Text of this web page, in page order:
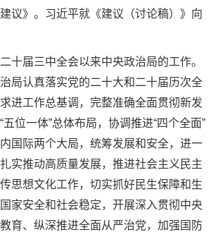
议》。习近平就《建议（讨论稿）》向
十届三中全会以来中央政治局的工作。
局认真落实党的二十大和二十届历次全
进工作总基调，完整准确全面贯彻新发
位一体”总体布局，协调推进“四个全面”
国际两个大局，统筹发展和安全，进一
实推动高质量发展，推进社会主义民主
思想文化工作，切实抓好民生保障和生
家安全和社会稳定，开展深入贯彻中央
育、纵深推进全面从严治党，加强国防